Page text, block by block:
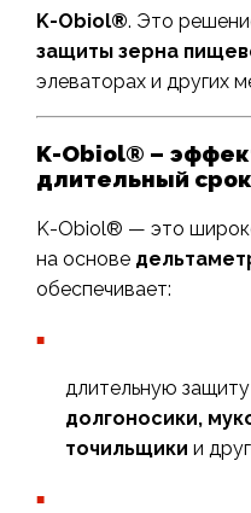
K-Obiol®. Это
защиты зерна
элеваторах и других
K-Obiol® –
длительный срок
K-Obiol® — это
на основе
обеспечивает:
длительную
долгоносики,
точильщики и